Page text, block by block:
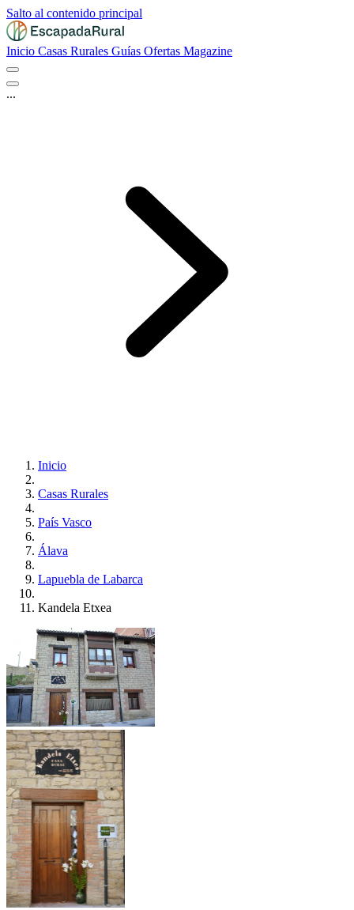
Salto al contenido principal
Inicio Casas Rurales Guías Ofertas Magazine
...
Inicio
Casas Rurales
País Vasco
Álava
Lapuebla de Labarca
Kandela Etxea